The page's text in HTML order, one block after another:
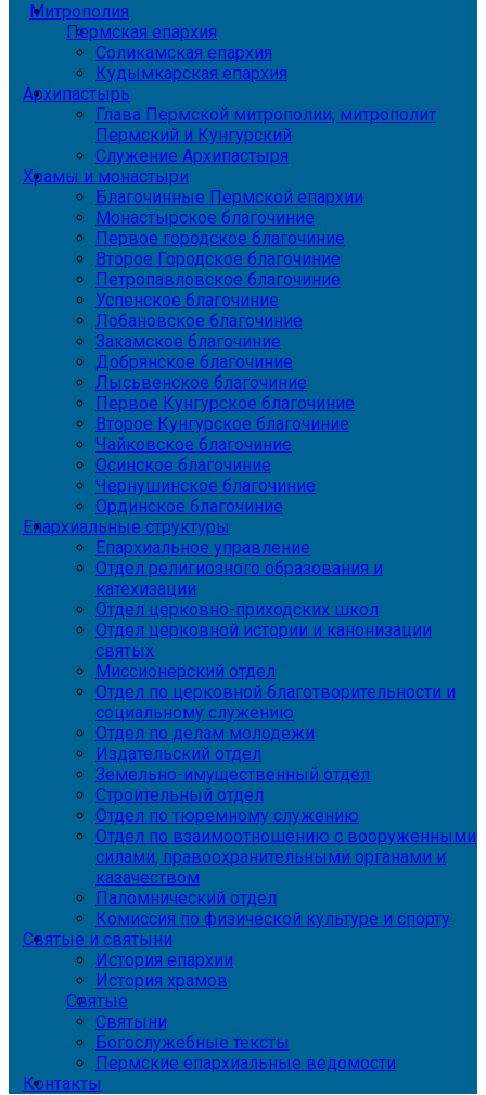
Митрополия
Пермская епархия
Соликамская епархия
Кудымкарская епархия
Архипастырь
Глава Пермской митрополии, митрополит
Пермский и Кунгурский
Служение Архипастыря
Храмы и монастыри
Благочинные Пермской епархии
Монастырское благочиние
Первое городское благочиние
Второе Городское благочиние
Петропавловское благочиние
Успенское благочиние
Лобановское благочиние
Закамское благочиние
Добрянское благочиние
Лысьвенское благочиние
Первое Кунгурское благочиние
Второе Кунгурское благочиние
Чайковское благочиние
Осинское благочиние
Чернушинское благочиние
Ординское благочиние
Епархиальные структуры
Епархиальное управление
Отдел религиозного образования и
катехизации
Отдел церковно-приходских школ
Отдел церковной истории и канонизации
святых
Миссионерский отдел
Отдел по церковной благотворительности и
социальному служению
Отдел по делам молодежи
Издательский отдел
Земельно-имущественный отдел
Строительный отдел
Отдел по тюремному служению
Отдел по взаимоотношению с вооруженными
силами, правоохранительными органами и
казачеством
Паломнический отдел
Комиссия по физической культуре и спорту
Святые и святыни
История епархии
История храмов
Святые
Святыни
Богослужебные тексты
Пермские епархиальные ведомости
Контакты